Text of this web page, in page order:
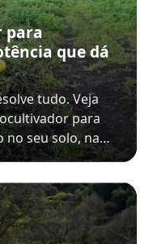
para
que dá
tudo. Veja
para
no seu solo, na…